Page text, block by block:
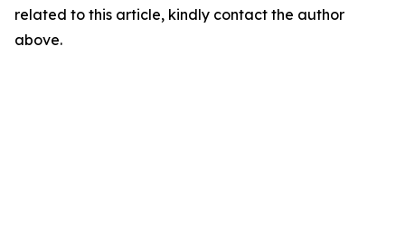
related to this article, kindly contact the author
above.